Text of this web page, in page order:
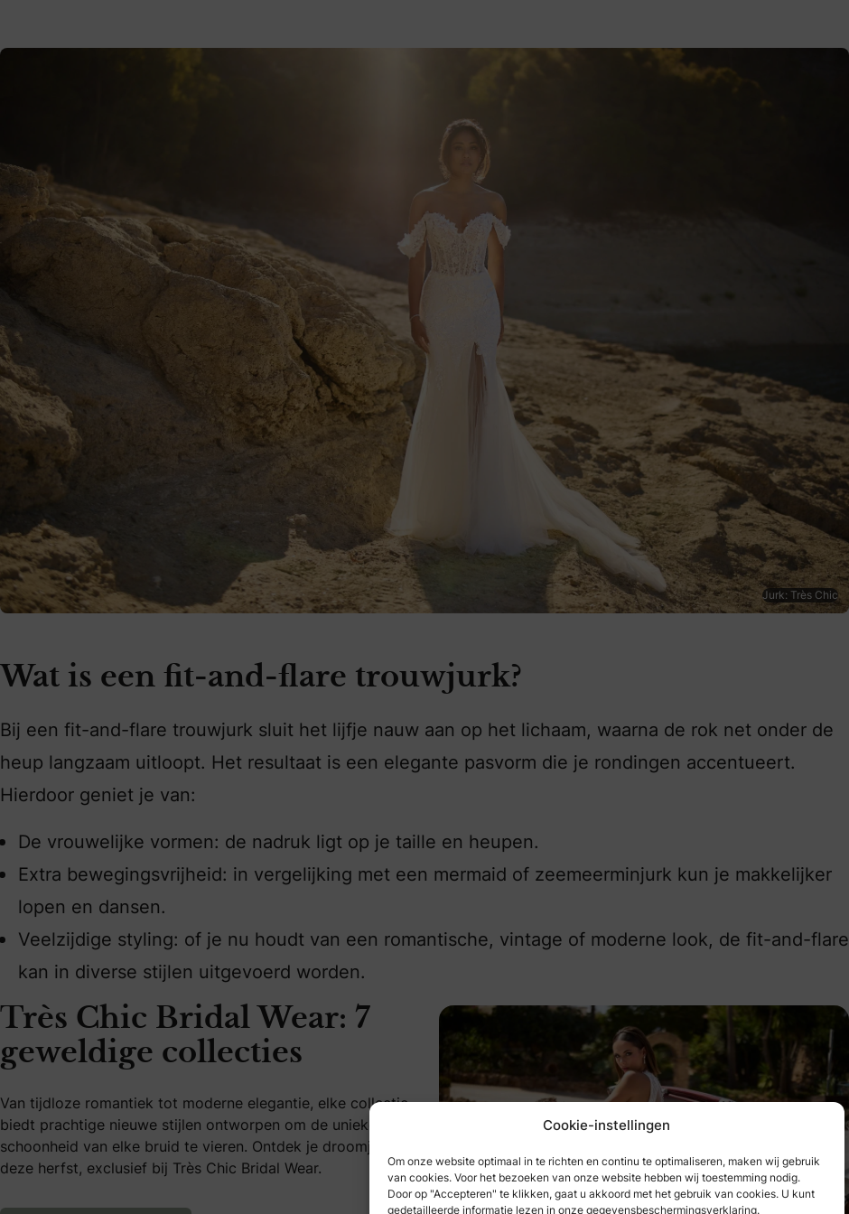
Cookie-instellingen
Om onze website optimaal in te richten en continu te optimaliseren, maken wij gebruik
van cookies. Voor het bezoeken van onze website hebben wij toestemming nodig.
Door op "Accepteren" te klikken, gaat u akkoord met het gebruik van cookies. U kunt
gedetailleerde informatie lezen in onze gegevensbeschermingsverklaring.
Jurk: Très Chic
Wat is een fit-and-flare trouwjurk?
Bij een fit-and-flare trouwjurk sluit het lijfje nauw aan op het lichaam, waarna de rok net onder de
heup langzaam uitloopt. Het resultaat is een elegante pasvorm die je rondingen accentueert.
Hierdoor geniet je van:
De vrouwelijke vormen: de nadruk ligt op je taille en heupen.
Extra bewegingsvrijheid: in vergelijking met een mermaid of zeemeerminjurk kun je makkelijker
lopen en dansen.
Veelzijdige styling: of je nu houdt van een romantische, vintage of moderne look, de fit-and-flare
kan in diverse stijlen uitgevoerd worden.
Très Chic Bridal Wear: 7
geweldige collecties
Van tijdloze romantiek tot moderne elegantie, elke collectie
biedt prachtige nieuwe stijlen ontworpen om de unieke
schoonheid van elke bruid te vieren. Ontdek je droomjurk
deze herfst, exclusief bij Très Chic Bridal Wear.
Très Chic Bridal Wear: 7 geweldige collecties